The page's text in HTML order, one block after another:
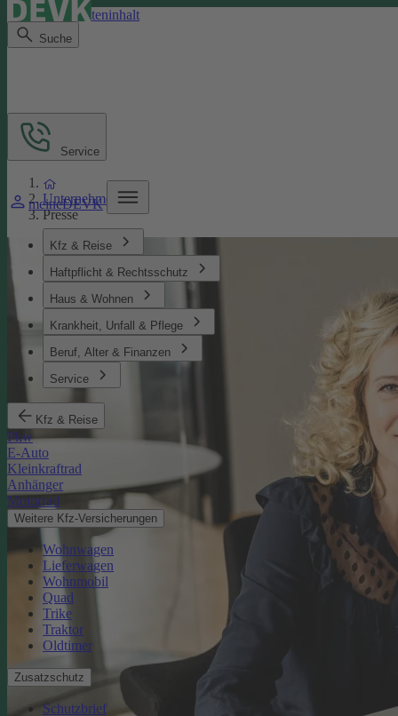
Direkt zum Seiteninhalt
Suche
meineDEVK
Kfz & Reise
Haftpflicht & Rechtsschutz
Haus & Wohnen
Krankheit, Unfall & Pflege
Beruf, Alter & Finanzen
Service
Kfz & Reise
Pkw
E-Auto
Kleinkraftrad
Anhänger
Motorrad
Weitere Kfz-Versicherungen
Wohnwagen
Lieferwagen
Wohnmobil
Quad
Trike
Traktor
Oldtimer
Zusatzschutz
Schutzbrief
Service
Unternehmen
Presse